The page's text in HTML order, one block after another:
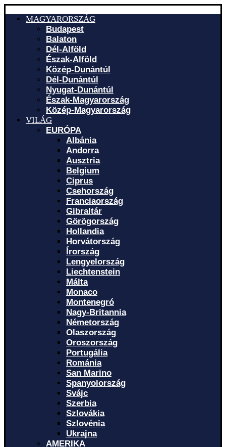
MAGYARORSZÁG
Budapest
Balaton
Dél-Alföld
Észak-Alföld
Közép-Dunántúl
Dél-Dunántúl
Nyugat-Dunántúl
Észak-Magyarország
Közép-Magyarország
VILÁG
EURÓPA
Albánia
Andorra
Ausztria
Belgium
Ciprus
Csehország
Franciaország
Gibraltár
Görögország
Hollandia
Horvátország
Írország
Lengyelország
Liechtenstein
Málta
Monaco
Montenegró
Nagy-Britannia
Németország
Olaszország
Oroszország
Portugália
Románia
San Marino
Spanyolország
Svájc
Szerbia
Szlovákia
Szlovénia
Ukrajna
AMERIKA